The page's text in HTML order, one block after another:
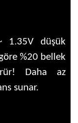
1.35V düşük
%20 bellek
Daha az
sunar.